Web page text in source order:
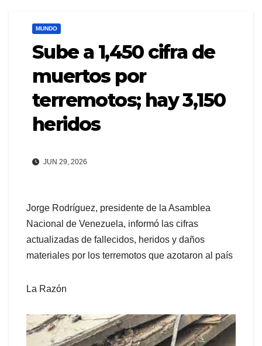
MUNDO
Sube a 1,450 cifra de
muertos por
terremotos; hay 3,150
heridos
JUN 29, 2026
Jorge Rodríguez, presidente de la Asamblea
Nacional de Venezuela, informó las cifras
actualizadas de fallecidos, heridos y daños
materiales por los terremotos que azotaron al país
La Razón